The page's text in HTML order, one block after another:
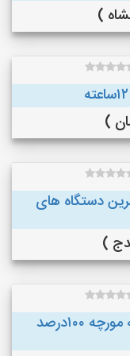
دستگاه های
سمپاشی ساس کنه سوسک موریانه مورچه ۱۰۰درصد